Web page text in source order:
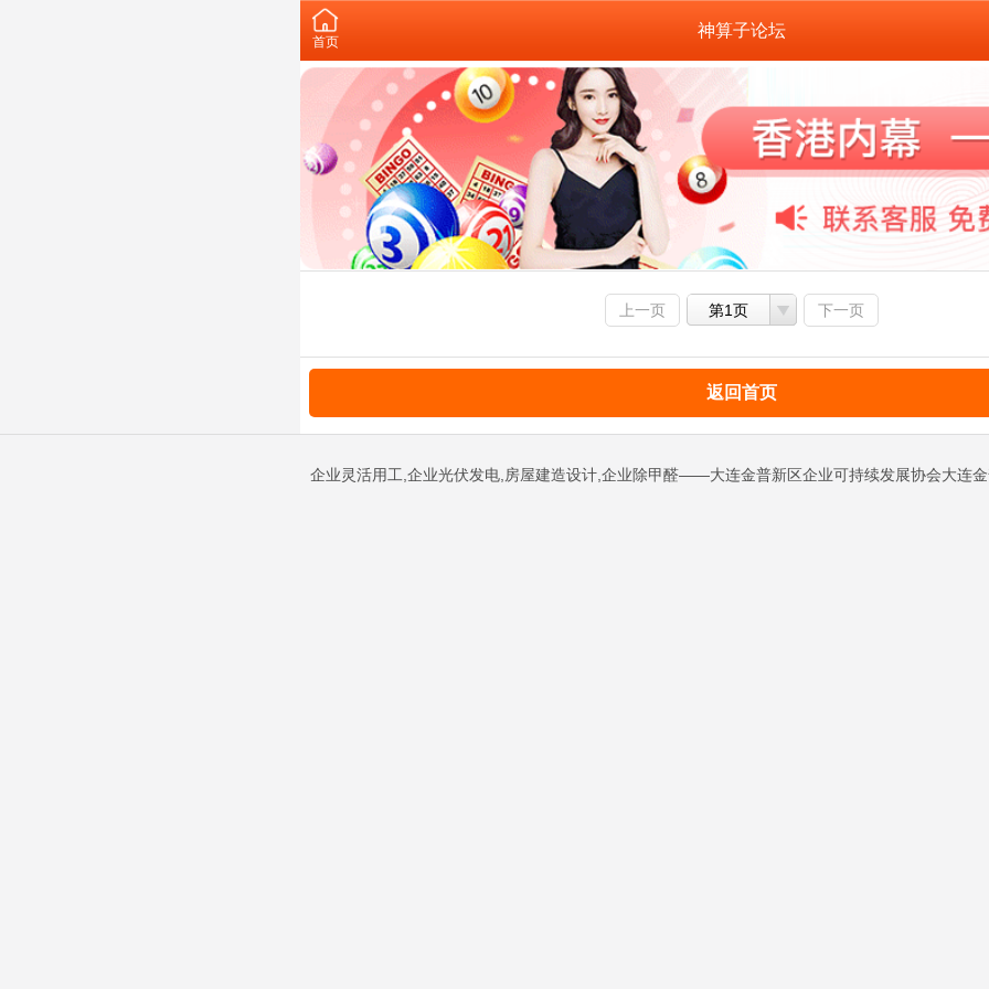
首页
神算子论坛
上一页 第1页 下一页
返回首页
企业灵活用工,企业光伏发电,房屋建造设计,企业除甲醛——大连金普新区企业可持续发展协会大连